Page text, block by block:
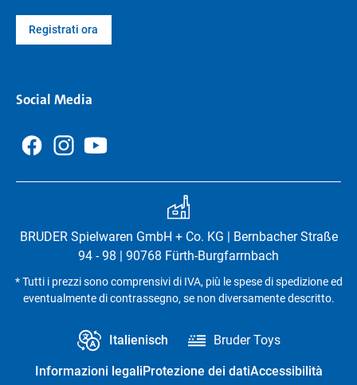
Registrati ora
Social Media
BRUDER Spielwaren GmbH + Co. KG | Bernbacher Straße
94 - 98 | 90768 Fürth-Burgfarrnbach
* Tutti i prezzi sono comprensivi di IVA, più le spese di spedizione ed
eventualmente di contrassegno, se non diversamente descritto.
Italienisch Bruder Toys
Informazioni legaliProtezione dei datiAccessibilità